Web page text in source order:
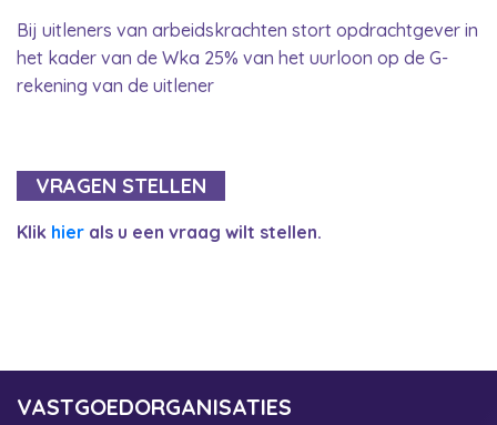
Bij uitleners van arbeidskrachten stort opdrachtgever in
het kader van de Wka 25% van het uurloon op de G-
rekening van de uitlener
VRAGEN STELLEN
Klik hier als u een vraag wilt stellen.
VASTGOEDORGANISATIES